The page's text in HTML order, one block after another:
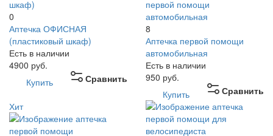
0
Аптечка ОФИСНАЯ
(пластиковый шкаф)
Есть в наличии
4900 руб.
Сравнить
Купить
8
Аптечка первой помощи
автомобильная
Есть в наличии
950 руб.
Сравнить
Купить
Хит